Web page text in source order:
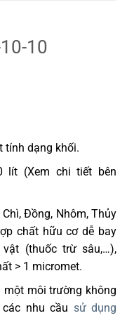
10
tính dạng khối.
lít (Xem chi tiết bên
Đồng, Nhôm, Thủy
chất hữu cơ dễ bay
(thuốc trừ sâu,…),
> 1 micromet.
môi trường không
nhu cầu sử dụng